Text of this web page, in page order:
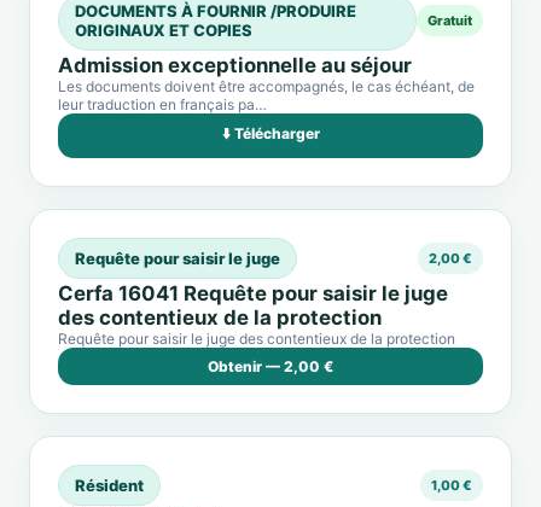
DOCUMENTS À FOURNIR /PRODUIRE
ORIGINAUX ET COPIES
Gratuit
Admission exceptionnelle au séjour
Les documents doivent être accompagnés, le cas échéant, de
leur traduction en français pa…
⬇️ Télécharger
Requête pour saisir le juge 2,00 €
Cerfa 16041 Requête pour saisir le juge
des contentieux de la protection
Requête pour saisir le juge des contentieux de la protection
Obtenir — 2,00 €
Résident 1,00 €